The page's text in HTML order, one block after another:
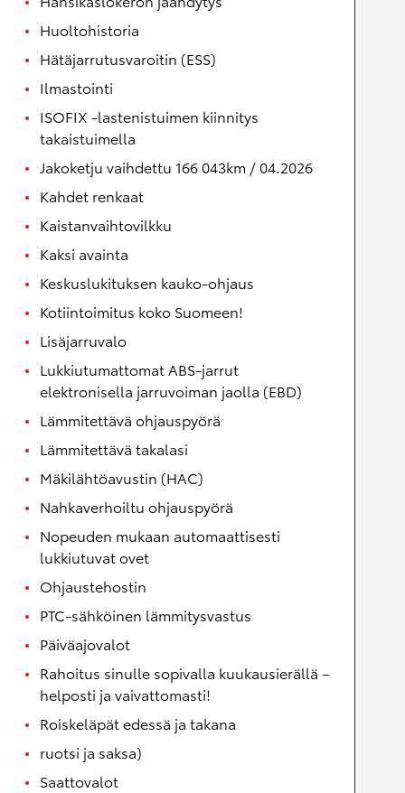
Huoltohistoria
Hätäjarrutusvaroitin (ESS)
Ilmastointi
ISOFIX -lastenistuimen kiinnitys
takaistuimella
Jakoketju vaihdettu 166 043km / 04.2026
Kahdet renkaat
Kaistanvaihtovilkku
Kaksi avainta
Keskuslukituksen kauko-ohjaus
Kotiintoimitus koko Suomeen!
Lisäjarruvalo
Lukkiutumattomat ABS-jarrut
elektronisella jarruvoiman jaolla (EBD)
Lämmitettävä ohjauspyörä
Lämmitettävä takalasi
Mäkilähtöavustin (HAC)
Nahkaverhoiltu ohjauspyörä
Nopeuden mukaan automaattisesti
lukkiutuvat ovet
Ohjaustehostin
PTC-sähköinen lämmitysvastus
Päiväajovalot
Rahoitus sinulle sopivalla kuukausierällä –
helposti ja vaivattomasti!
Roiskeläpät edessä ja takana
ruotsi ja saksa)
Saattovalot